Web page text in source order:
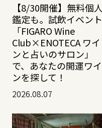
【8/30開催】無料個人
鑑定も。試飲イベント
「FIGARO Wine
Club×ENOTECA ワイ
ンと占いのサロン」
で、あなたの開運ワイ
ンを探して！
2026.08.07